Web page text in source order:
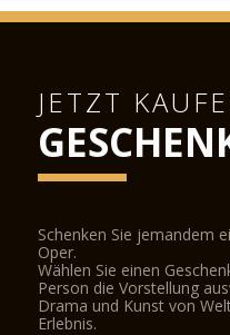
JETZT
Schenken Sie jemandem
Oper.
Wählen Sie einen
Person die Vorstellung
Drama und Kunst von
Erlebnis.